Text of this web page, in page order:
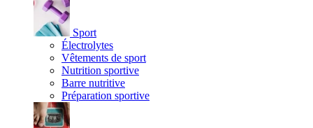
Sport
Électrolytes
Vêtements de sport
Nutrition sportive
Barre nutritive
Préparation sportive